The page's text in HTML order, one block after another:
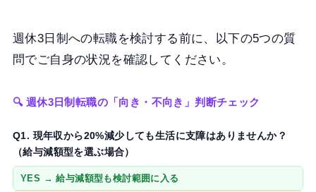
週休3日制への転職を検討する前に、以下の5つの質
問でご自身の状況を確認してください。
🔍 週休3日制転職の「向き・不向き」判断チェック
Q1. 現年収から20%減少しても生活に支障はありませんか？
（給与減額型を選ぶ場合）
YES → 給与減額型も検討範囲に入る